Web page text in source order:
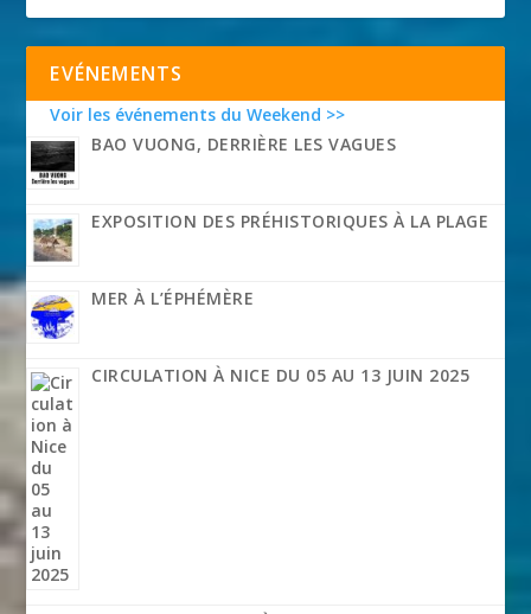
EVÉNEMENTS
Voir les événements du Weekend >>
BAO VUONG, DERRIÈRE LES VAGUES
EXPOSITION DES PRÉHISTORIQUES À LA PLAGE
MER À L’ÉPHÉMÈRE
CIRCULATION À NICE DU 05 AU 13 JUIN 2025